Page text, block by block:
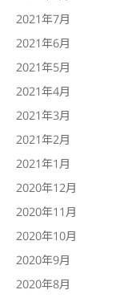
2021年7月
2021年6月
2021年5月
2021年4月
2021年3月
2021年2月
2021年1月
2020年12月
2020年11月
2020年10月
2020年9月
2020年8月